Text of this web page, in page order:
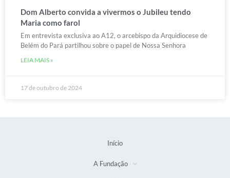
Dom Alberto convida a vivermos o Jubileu tendo
Maria como farol
Em entrevista exclusiva ao A12, o arcebispo da Arquidiocese de
Belém do Pará partilhou sobre o papel de Nossa Senhora
LEIA MAIS »
17 de outubro de 2024
Início
A Fundação